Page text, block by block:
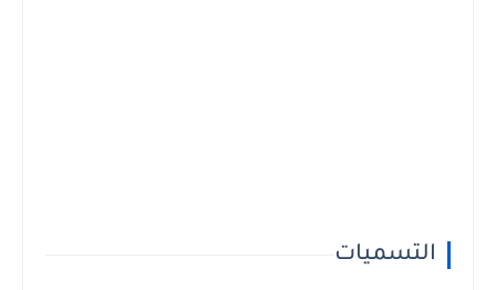
التسميات